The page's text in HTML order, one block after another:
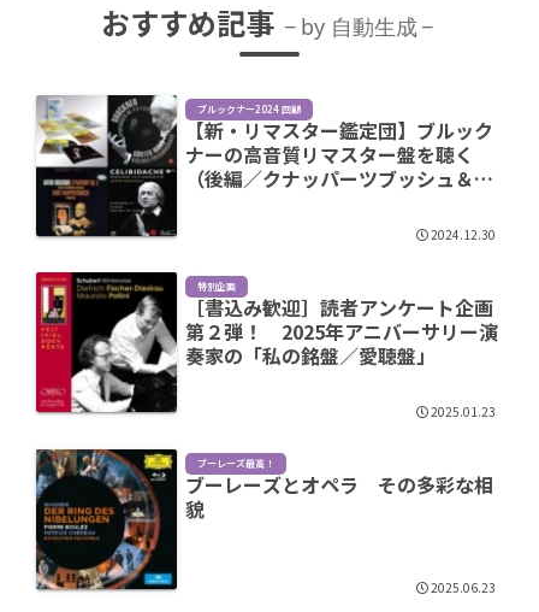
おすすめ記事 by 自動生成
ブルックナー2024 回顧
【新・リマスター鑑定団】ブルック
ナーの高音質リマスター盤を聴く
（後編／クナッパーツブッシュ＆チ
2024.12.30
特別企画
［書込み歓迎］読者アンケート企画
第２弾！ 2025年アニバーサリー演
奏家の「私の銘盤／愛聴盤」
2025.01.23
ブーレーズ最高！
ブーレーズとオペラ その多彩な相
貌
2025.06.23